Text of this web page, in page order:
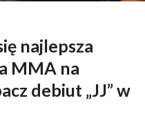
najlepsza
MMA na
debiut „JJ” w